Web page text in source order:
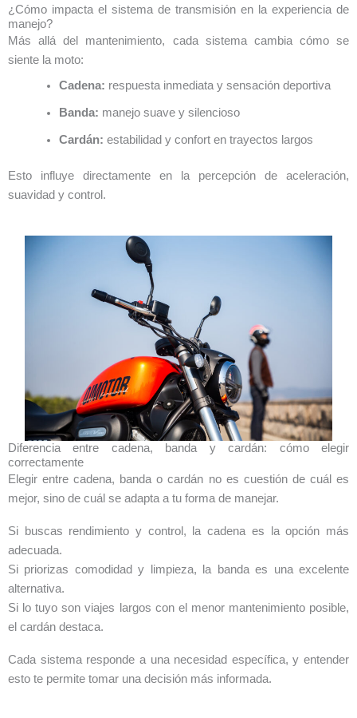
¿Cómo impacta el sistema de transmisión en la experiencia de
manejo?
Más allá del mantenimiento, cada sistema cambia cómo se
siente la moto:
Cadena: respuesta inmediata y sensación deportiva
Banda: manejo suave y silencioso
Cardán: estabilidad y confort en trayectos largos
Esto influye directamente en la percepción de aceleración,
suavidad y control.
Diferencia entre cadena, banda y cardán: cómo elegir
correctamente
Elegir entre cadena, banda o cardán no es cuestión de cuál es
mejor, sino de cuál se adapta a tu forma de manejar.
Si buscas rendimiento y control, la cadena es la opción más
adecuada.
Si priorizas comodidad y limpieza, la banda es una excelente
alternativa.
Si lo tuyo son viajes largos con el menor mantenimiento posible,
el cardán destaca.
Cada sistema responde a una necesidad específica, y entender
esto te permite tomar una decisión más informada.